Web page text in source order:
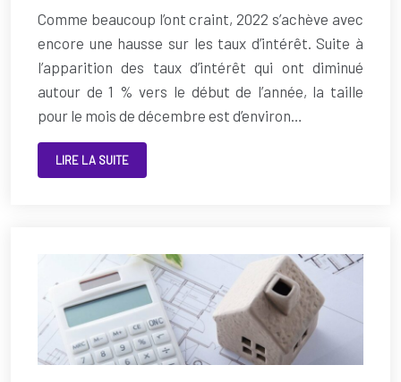
Comme beaucoup l’ont craint, 2022 s’achève avec
encore une hausse sur les taux d’intérêt. Suite à
l’apparition des taux d’intérêt qui ont diminué
autour de 1 % vers le début de l’année, la taille
pour le mois de décembre est d’environ…
LIRE LA SUITE